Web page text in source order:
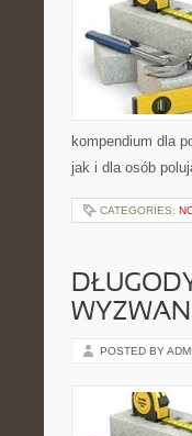
kompendium dla
jak i dla osób
CATEGORIES:
POSTED BY